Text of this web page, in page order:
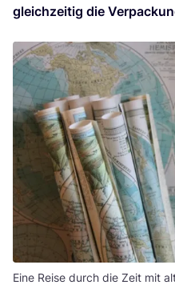
gleich­zei­tig die
Eine Reise durch die Zeit mit